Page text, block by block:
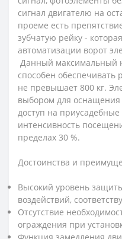
сигнал двигателю на
проеме есть
зубчатую рейку -
автоматизации ворот
Данный максимальный
способен обеспечивать
не превышает 800 кг.
выбором для
доступ на
интенсивность
пределах 30 %.
Достоинства и
Высокий уровень
воздействий,
Отсутствие
ограждения при